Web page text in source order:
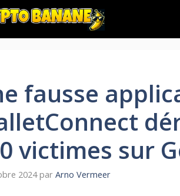
fausse
victimes sur
2024 par Arno Vermeer